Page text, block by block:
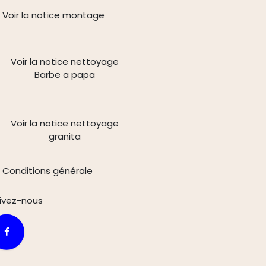
Voir la notice montage
Voir la notice nettoyage
Barbe a papa
Voir la notice nettoyage
granita
Conditions générale
nous